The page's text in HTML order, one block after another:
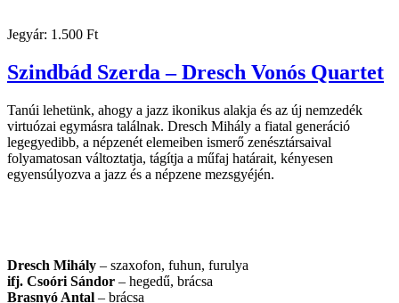
Jegyár: 1.500 Ft
Szindbád Szerda – Dresch Vonós Quartet
Tanúi lehetünk, ahogy a jazz ikonikus alakja és az új nemzedék
virtuózai egymásra találnak. Dresch Mihály a fiatal generáció
legegyedibb, a népzenét elemeiben ismerő zenésztársaival
folyamatosan változtatja, tágítja a műfaj határait, kényesen
egyensúlyozva a jazz és a népzene mezsgyéjén.
Dresch Mihály – szaxofon, fuhun, furulya
ifj. Csoóri Sándor – hegedű, brácsa
Brasnyó Antal – brácsa